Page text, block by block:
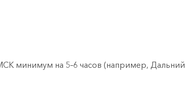
минимум на 5–6 часов (например, Дальний